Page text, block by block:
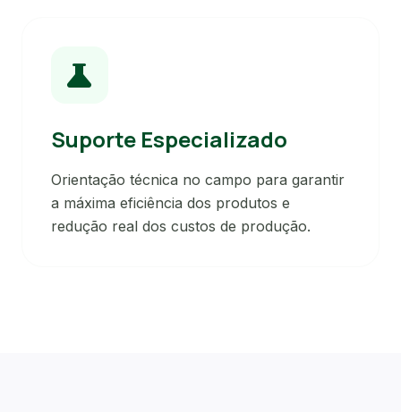
science
Suporte Especializado
Orientação técnica no campo para garantir
a máxima eficiência dos produtos e
redução real dos custos de produção.